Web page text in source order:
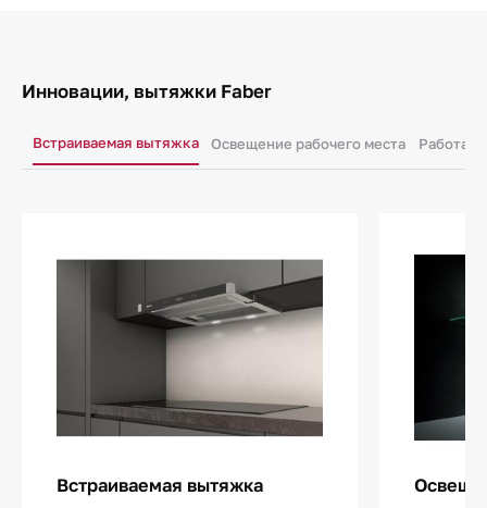
Инновации, вытяжки Faber
Встраиваемая вытяжка Освещение рабочего места Работа в
Встраиваемая вытяжка